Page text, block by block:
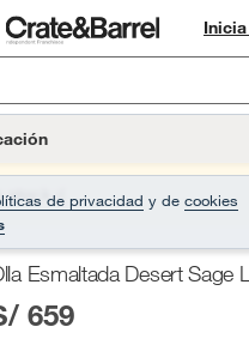
e
r
c
B
de privacidad y de cookies
stock :(
Esmaltada Desert Sage
659